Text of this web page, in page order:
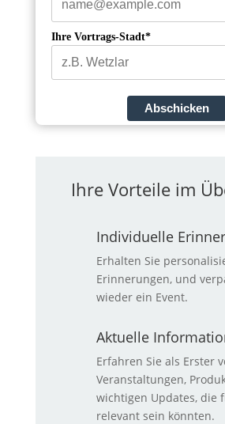
Ihre Vortrags-Stadt*
Abschicken
Ihre Vorteile im
Individuelle
Erhalten Sie
Erinnerungen, und
wieder ein Event.
Aktuelle
Erfahren Sie als Erster
Veranstaltungen,
wichtigen Updates, die
relevant sein könnten.